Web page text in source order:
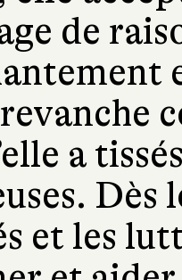
de
a
Dès
et les